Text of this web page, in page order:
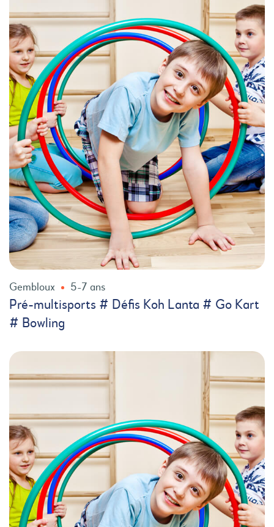
Gembloux 5-7 ans
Pré-multisports # Défis Koh Lanta # Go Kart
# Bowling